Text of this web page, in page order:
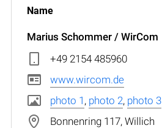
Marius Schommer / WirCom
+49 2154 485960
www.wircom.de
photo 1 , photo 2, photo 3
Bonnenring 117, Willich